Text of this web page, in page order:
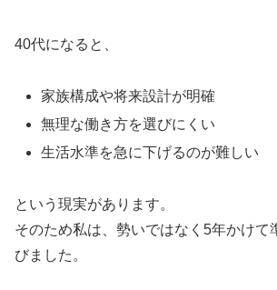
40代になると、
家族構成や将来設計が明確
無理な働き方を選びにくい
生活水準を急に下げるのが難しい
という現実があります。
そのため私は、勢いではなく5年かけて
びました。